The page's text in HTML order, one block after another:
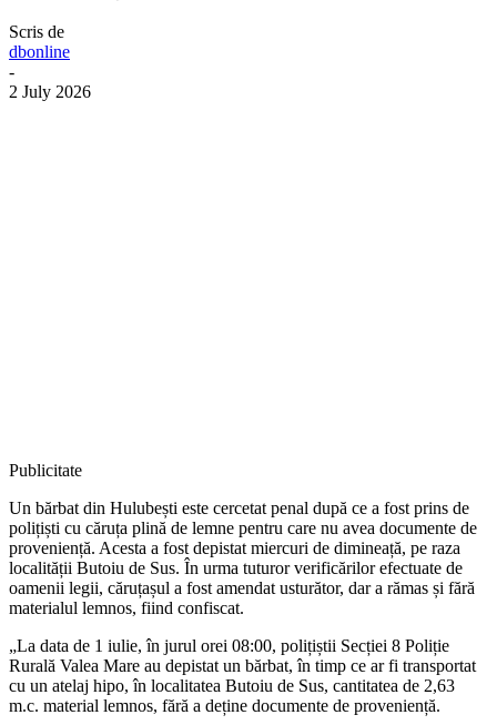
Scris de
dbonline
-
2 July 2026
Publicitate
Un bărbat din Hulubești este cercetat penal după ce a fost prins de
polițiști cu căruța plină de lemne pentru care nu avea documente de
proveniență. Acesta a fost depistat miercuri de dimineață, pe raza
localității Butoiu de Sus. În urma tuturor verificărilor efectuate de
oamenii legii, căruțașul a fost amendat usturător, dar a rămas și fără
materialul lemnos, fiind confiscat.
„La data de 1 iulie, în jurul orei 08:00, polițiștii Secției 8 Poliție
Rurală Valea Mare au depistat un bărbat, în timp ce ar fi transportat
cu un atelaj hipo, în localitatea Butoiu de Sus, cantitatea de 2,63
m.c. material lemnos, fără a deține documente de proveniență.